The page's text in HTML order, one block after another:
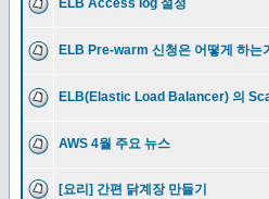
ELB Access log 설정
ELB Pre-warm 신청은 어떻게 하는
ELB(Elastic Load Balancer) 의
AWS 4월 주요 뉴스
[요리] 간편 닭계장 만들기